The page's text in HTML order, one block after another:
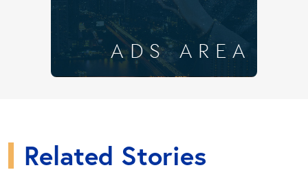
มากขึ้น ทำให้การเดินทางเข้าออกเมืองมีความสะดวก
และรวดเร็วขึ้น ส่งผลให้มีการลงทุนจากผู้ประกอบการราย
ใหญ่เพิ่มขึ้น ทั้งห้างสรรพสินค้า โรงภาพยนตร์ คอมมิวนิตี้
มอลล์ และโครงการอสังหาริมทรัพย์ขนาดใหญ่ของบริษัท
Close Ads
Related Stories